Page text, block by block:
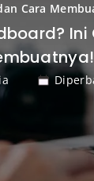
Cara
Ini